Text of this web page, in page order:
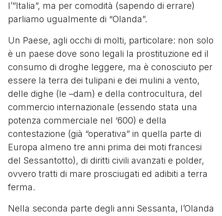
l’”Italia”, ma per comodità (sapendo di errare)
parliamo ugualmente di “Olanda”.
Un Paese, agli occhi di molti, particolare: non solo
è un paese dove sono legali la prostituzione ed il
consumo di droghe leggere, ma è conosciuto per
essere la terra dei tulipani e dei mulini a vento,
delle dighe (le –dam) e della controcultura, del
commercio internazionale (essendo stata una
potenza commerciale nel ‘600) e della
contestazione (già “operativa” in quella parte di
Europa almeno tre anni prima dei moti francesi
del Sessantotto), di diritti civili avanzati e polder,
ovvero tratti di mare prosciugati ed adibiti a terra
ferma.
Nella seconda parte degli anni Sessanta, l’Olanda